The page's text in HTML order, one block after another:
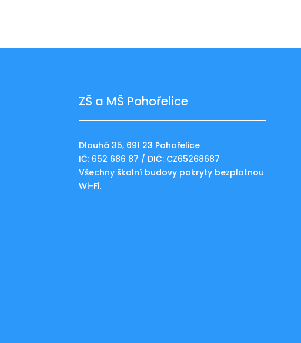
ZŠ a MŠ Pohořelice
Dlouhá 35, 691 23 Pohořelice
IČ: 652 686 87 / DIČ: CZ65268687
Všechny školní budovy pokryty bezplatnou
Wi-Fi.